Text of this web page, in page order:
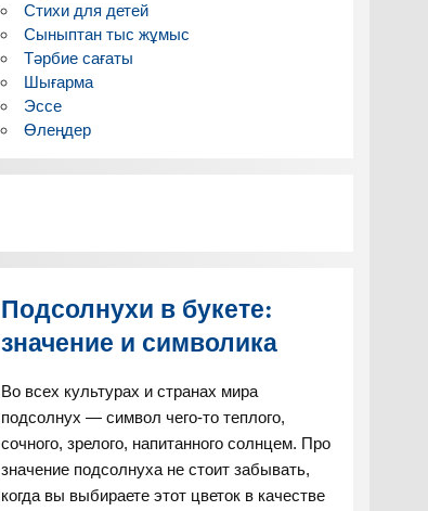
Стихи для детей
Сыныптан тыс жұмыс
Тәрбие сағаты
Шығарма
Эссе
Өлеңдер
Подсолнухи в букете:
значение и символика
Во всех культурах и странах мира
подсолнух — символ чего-то теплого,
сочного, зрелого, напитанного солнцем. Про
значение подсолнуха не стоит забывать,
когда вы выбираете этот цветок в качестве